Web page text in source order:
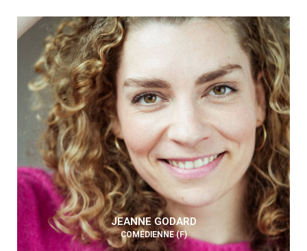
JEANNE GODARD
COMÉDIENNE (F)